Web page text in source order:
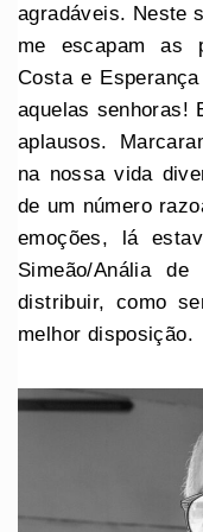
agradáveis. Neste
me escapam as
Costa e
aquelas senhoras!
aplausos.
na nossa vida
de um número
emoções, lá
Simeão/Anália
distribuir, como
melhor disposição.